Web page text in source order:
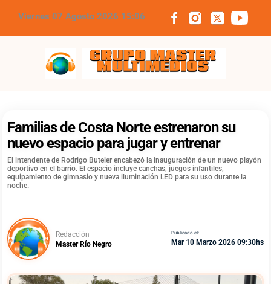
Viernes 07 Agosto 2026 15:06
Grupo Master Multimedios
Familias de Costa Norte estrenaron su
nuevo espacio para jugar y entrenar
El intendente de Rodrigo Buteler encabezó la inauguración de un nuevo playón
deportivo en el barrio. El espacio incluye canchas, juegos infantiles,
equipamiento de gimnasio y nueva iluminación LED para su uso durante la
noche.
Redacción
Master Río Negro
Publicado el:
Mar 10 Marzo 2026 09:30hs